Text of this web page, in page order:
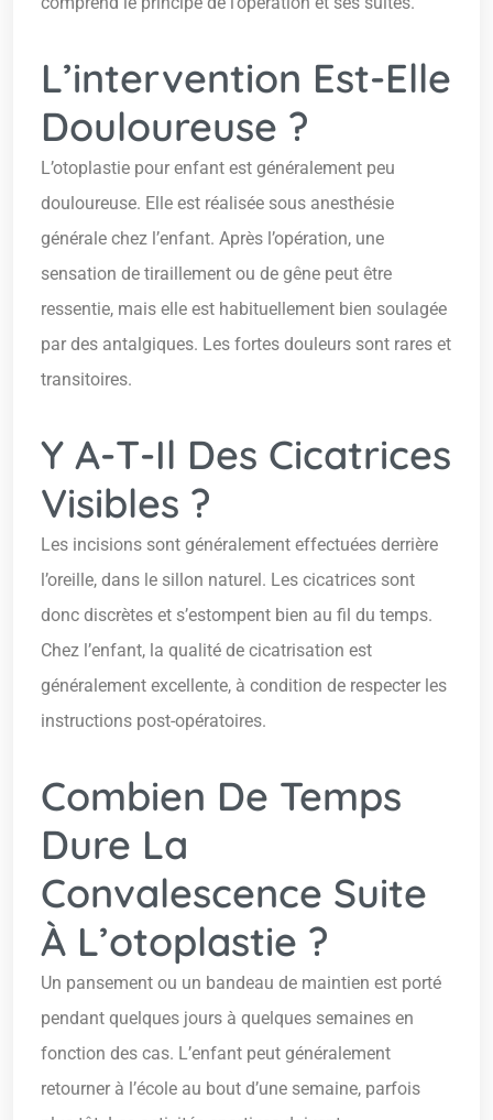
L’intervention Est-Elle
Douloureuse ?
L’otoplastie pour enfant est généralement peu
douloureuse. Elle est réalisée sous anesthésie
générale chez l’enfant. Après l’opération, une
sensation de tiraillement ou de gêne peut être
ressentie, mais elle est habituellement bien soulagée
par des antalgiques. Les fortes douleurs sont rares et
transitoires.
Y A-T-Il Des Cicatrices
Visibles ?
Les incisions sont généralement effectuées derrière
l’oreille, dans le sillon naturel. Les cicatrices sont
donc discrètes et s’estompent bien au fil du temps.
Chez l’enfant, la qualité de cicatrisation est
généralement excellente, à condition de respecter les
instructions post-opératoires.
Combien De Temps
Dure La
Convalescence Suite
À L’otoplastie ?
Un pansement ou un bandeau de maintien est porté
pendant quelques jours à quelques semaines en
fonction des cas. L’enfant peut généralement
retourner à l’école au bout d’une semaine, parfois